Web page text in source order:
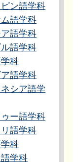
ン語学科
語学科
語学科
語学科
科
語学科
シア語学
ー語学科
語学科
科
学科